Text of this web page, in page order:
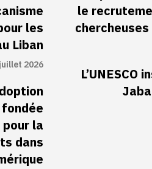
les
Liban
2026
la
dans
le